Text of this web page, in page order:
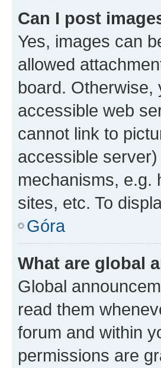
Can I post
Yes, images can
allowed
board. Otherwise,
accessible web
cannot link to
accessible
mechanisms, e.g.
sites, etc. To
Góra
What are global
Global
read them
forum and within
permissions are